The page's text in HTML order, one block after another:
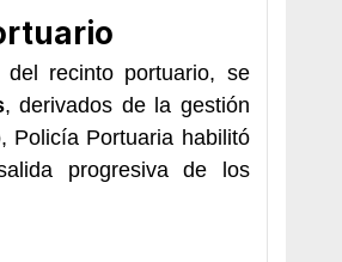
recinto portuario, se
, derivados de la gestión
Policía Portuaria habilitó
progresiva de los